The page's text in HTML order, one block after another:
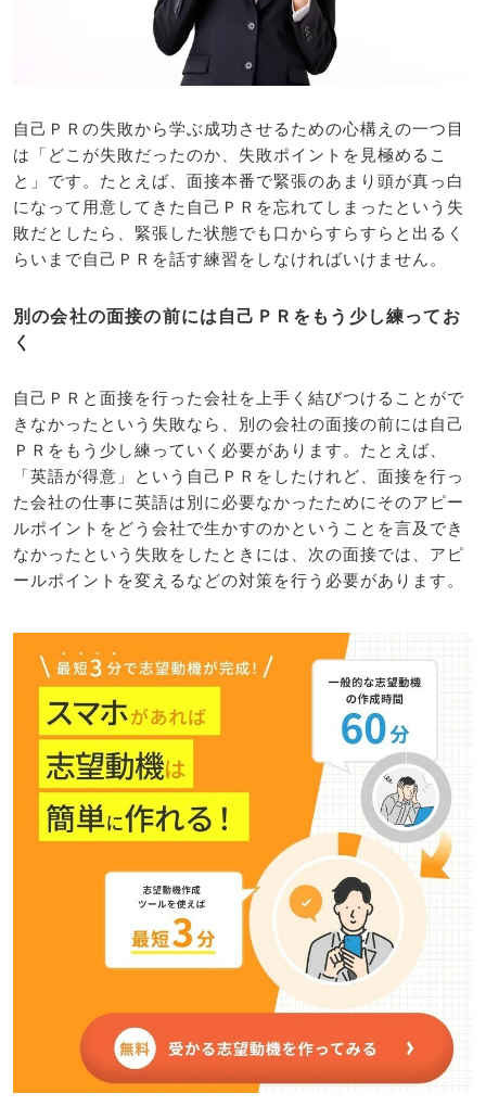
自己ＰＲの失敗から学ぶ成功させるための心構えの一つ目
は「どこが失敗だったのか、失敗ポイントを見極めるこ
と」です。たとえば、面接本番で緊張のあまり頭が真っ白
になって用意してきた自己ＰＲを忘れてしまったという失
敗だとしたら、緊張した状態でも口からすらすらと出るく
らいまで自己ＰＲを話す練習をしなければいけません。
別の会社の面接の前には自己ＰＲをもう少し練ってお
く
自己ＰＲと面接を行った会社を上手く結びつけることがで
きなかったという失敗なら、別の会社の面接の前には自己
ＰＲをもう少し練っていく必要があります。たとえば、
「英語が得意」という自己ＰＲをしたけれど、面接を行っ
た会社の仕事に英語は別に必要なかったためにそのアピー
ルポイントをどう会社で生かすのかということを言及でき
なかったという失敗をしたときには、次の面接では、アピ
ールポイントを変えるなどの対策を行う必要があります。